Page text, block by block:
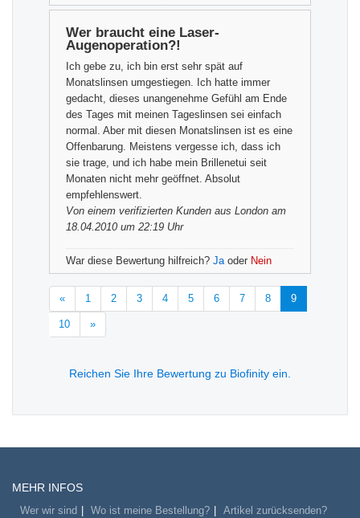
Wer braucht eine Laser-
Augenoperation?!
Ich gebe zu, ich bin erst sehr spät auf
Monatslinsen umgestiegen. Ich hatte immer
gedacht, dieses unangenehme Gefühl am Ende
des Tages mit meinen Tageslinsen sei einfach
normal. Aber mit diesen Monatslinsen ist es eine
Offenbarung. Meistens vergesse ich, dass ich
sie trage, und ich habe mein Brillenetui seit
Monaten nicht mehr geöffnet. Absolut
empfehlenswert.
Von einem verifizierten Kunden aus London am
18.04.2010 um 22:19 Uhr
War diese Bewertung hilfreich? Jaoder Nein
« 1 2 3 4 5 6 7 8 9
10 »
Reichen Sie Ihre Bewertung zu Biofinity ein.
MEHR INFOS
Wer wir sind Wo ist meine Bestellung?
Artikel zurücksenden?